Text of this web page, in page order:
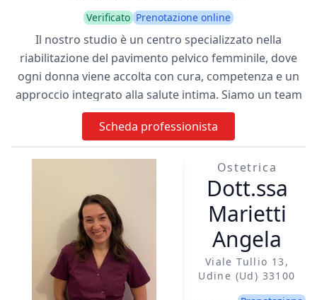
Verificato Prenotazione online
Il nostro studio è un centro specializzato nella
riabilitazione del pavimento pelvico femminile, dove
ogni donna viene accolta con cura, competenza e un
approccio integrato alla salute intima. Siamo un team
di ostetriche esperte che lavora in sinergia per
accompagnare le pazienti in percorsi personalizzati,
basati su ascolto, evidenze scientifiche e tecnologie
avanzate. Ci occupiamo di dolore ai rapporti,
vulvodinia, vaginismo, dolore pelvico, incontinenza
urinaria, prolasso, cistiti ricorrenti, secchezza vaginale
e atrofia della menopausa , dolore perineale post
parto, esiti di episiotomia, lacerazioni e cicatrici da
cesareo, disturbi del pavimento pelvico in gravidanza e
post parto, diastasi addominale. Offriamo valutazioni
pelvi-perineali strutturate, riabilitazione manuale,
Scheda professionista
Ostetrica
Dott.ssa
Marietti
Angela
Viale Tullio 13,
Udine (ud) 33100